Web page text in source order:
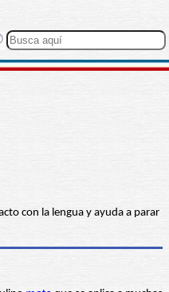
con la lengua y ayuda a parar